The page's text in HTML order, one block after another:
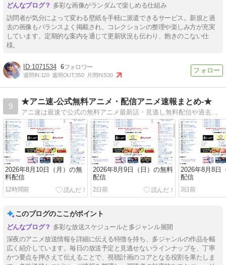
多彩な画像がランダムで楽しめる仕組み
訪問者が気分によって変わる壁紙を手軽に派遣できるサービス。新規と過
去の画像もバランスよく掲載され、コレクションの整理や楽しみ方が充実
しています。定期的な案内を通じて更新状況も伝わり、飽きのこない仕
様。
1071534 6
週間IN:120 週間OUT:350 月間IN:530
9
★アニ速-公式無料アニメ・配信アニメ速報まとめ-★
アニ速は最速で公式の無料アニメ最新話・見逃し無料配信や過去アニメの一挙無料放送等、公式配信を紹介しているサイトです。
2026年8月10日（月）の無
料配信
12時間前
2026年8月9日（日）の無料
配信
2日前
2026年8月8日
配信
3日前
このブログのここがポイント
多彩な放送スケジュールと多ジャンル展開
深夜のアニメ放送情報を詳細に伝える特徴を持ち、多ジャンルの作品を幅
広く紹介しています。毎日の放送予定と見逃せないラインナップを、丁寧
かつ要点を押さえて伝えることで、視聴計画のコアとなる役割を果たしま